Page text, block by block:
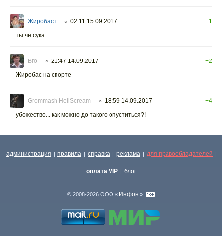
Жиробаст ○ 02:11 15.09.2017
+1
ты че сука
Вго ○ 21:47 14.09.2017
+2
Жиробас на спорте
Grommash HellScream ○ 18:59 14.09.2017
+4
убожество... как можно до такого опуститься?!
администрация | правила | справка | реклама | для правообладателей |
оплата VIP | блог
© 2008-2026 ООО « Инфон »